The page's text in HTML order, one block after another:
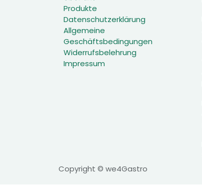
Produkte
Datenschutzerklärung
Allgemeine
Geschäftsbedingungen
Widerrufsbelehrung
Impressum
Copyright © we4Gastro